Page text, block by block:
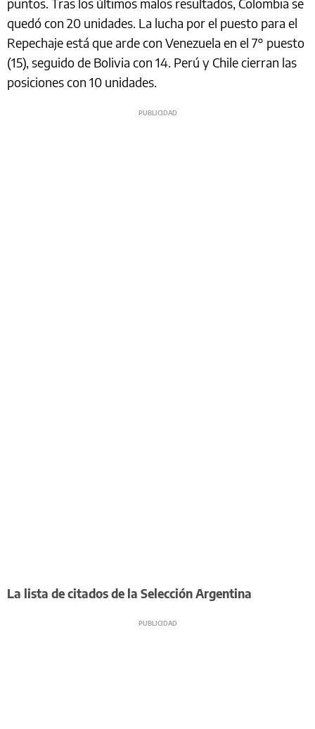
quedó con 20 unidades. La lucha por el puesto para el
Repechaje está que arde con Venezuela en el 7° puesto
(15), seguido de Bolivia con 14. Perú y Chile cierran las
posiciones con 10 unidades.
La lista de citados de la Selección Argentina